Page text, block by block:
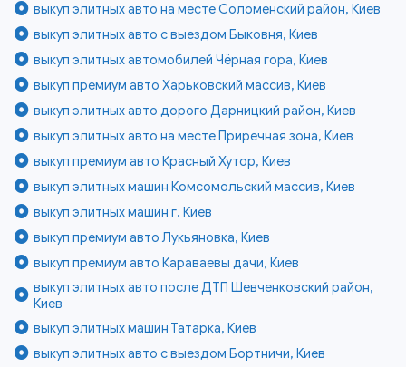
выкуп элитных авто на месте Соломенский район, Киев
выкуп элитных авто с выездом Быковня, Киев
выкуп элитных автомобилей Чёрная гора, Киев
выкуп премиум авто Харьковский массив, Киев
выкуп элитных авто дорого Дарницкий район, Киев
выкуп элитных авто на месте Приречная зона, Киев
выкуп премиум авто Красный Хутор, Киев
выкуп элитных машин Комсомольский массив, Киев
выкуп элитных машин г. Киев
выкуп премиум авто Лукьяновка, Киев
выкуп премиум авто Караваевы дачи, Киев
выкуп элитных авто после ДТП Шевченковский район,
Киев
выкуп элитных машин Татарка, Киев
выкуп элитных авто с выездом Бортничи, Киев